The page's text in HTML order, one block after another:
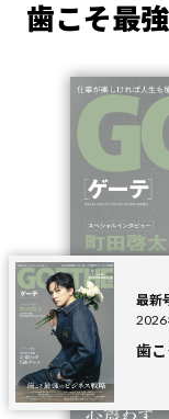
歯こそ最
最新
歯